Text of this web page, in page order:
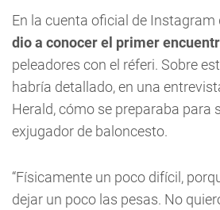
En la cuenta oficial de Instagram
dio a conocer el primer
peleadores con el réferi. Sobre
habría detallado, en una
Herald, cómo se preparaba para
exjugador de baloncesto.
“Físicamente un poco difícil,
dejar un poco las pesas. No